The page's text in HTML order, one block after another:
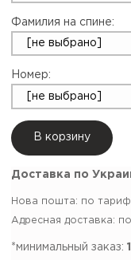
Фамилия на спине:
Номер:
В корзину
Доставка по
Нова пошта: по
Адресная доставка:
*минимальный заказ: